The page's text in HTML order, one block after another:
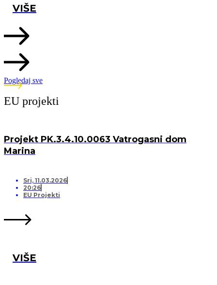
VIŠE
Pogledaj sve
EU projekti
Projekt PK.3.4.10.0063 Vatrogasni dom
Marina
Sri, 11.03.2026
20:26
EU Projekti
VIŠE